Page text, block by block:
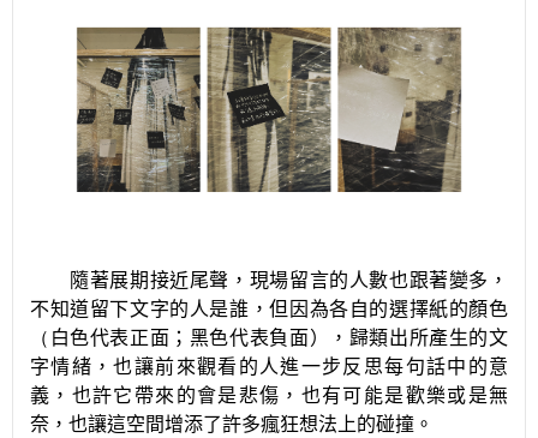
隨著展期接近尾聲，現場留言的人數也跟著變多，
不知道留下文字的人是誰，但因為各自的選擇紙的顏色
（ 白色代表正面；黑色代表負面），歸類出所產生的文
字情緒，也讓前來觀看的人進一步反思每句話中的意
義，也許它帶來的會是悲傷，也有可能是歡樂或是無
奈，也讓這空間增添了許多瘋狂想法上的碰撞。